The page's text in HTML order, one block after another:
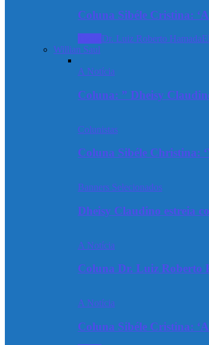
Coluna Sibéle Cristina:
Dr. Luiz Roberto Hamada
Willian Saul
A Notícia
Coluna: ” Dheisy
Colunistas
Coluna Sibéle Christina:
Banners Selecionados
Dheisy Claudino estreia
A Notícia
Coluna Dr. Luiz Roberto
A Notícia
Coluna Sibéle Cristina: